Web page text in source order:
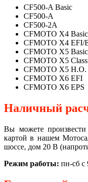
CF500-A Basic
CF500-A
CF500-2A
CFMOTO X4 Basic
CFMOTO X4 EFI/
CFMOTO X5 Basic
CFMOTO X5
CFMOTO X5 H.O.
CFMOTO X6 EFI
CFMOTO X6 EPS
Наличный
Вы можете
картой в нашем
шоссе, дом 20 В
Режим работы: пн-сб с